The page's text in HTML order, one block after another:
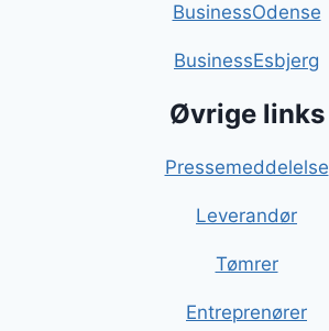
BusinessOdense
BusinessEsbjerg
Øvrige links
Pressemeddelelse
Leverandør
Tømrer
Entreprenører